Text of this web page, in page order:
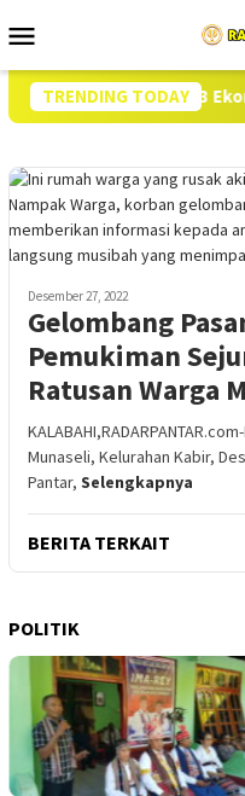
ke
Mobile
TRENDING TODAY
Pengadaan 13 Ekor Babi
Desember 27, 2022
Gelombang
Pemukiman
Ratusan Warga
Munaseli, Kelurahan Kabir,
Pantar, Selengkapnya
BERITA TERKAIT
POLITIK